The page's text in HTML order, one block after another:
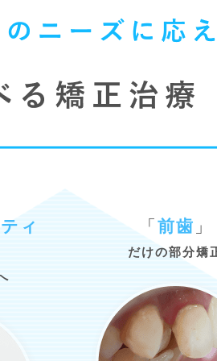
ィ
「 前歯 」
だけの部分矯